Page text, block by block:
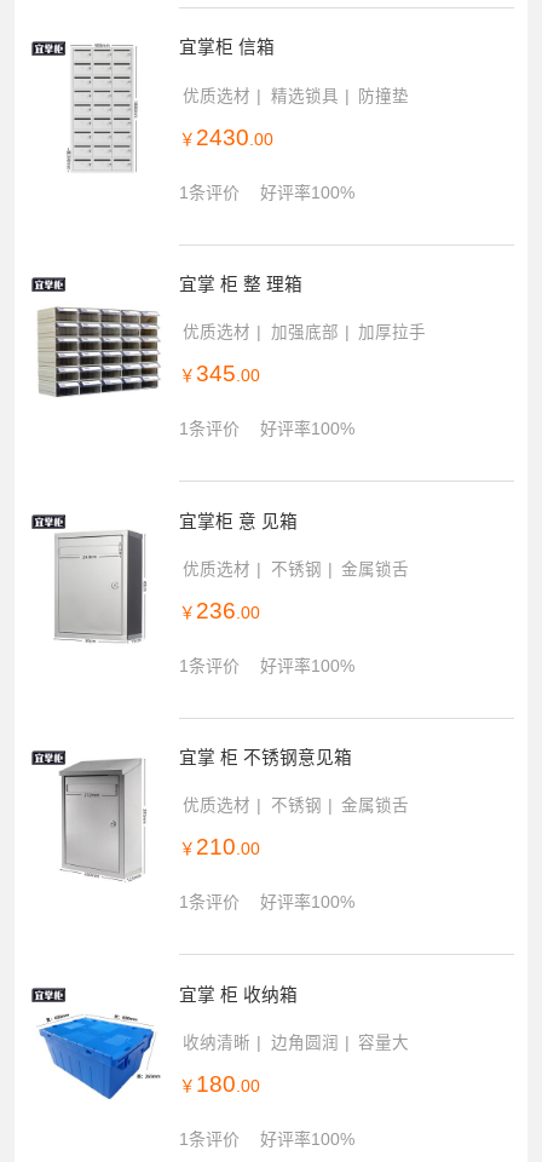
宜掌柜 信箱
优质选材 精选锁具 防撞垫
￥ 2430 .00
1条评价 好评率100%
宜掌 柜 整 理箱
优质选材 加强底部 加厚拉手
￥ 345.00
1条评价 好评率100%
宜掌柜 意 见箱
优质选材 不锈钢 金属锁舌
￥ 236 .00
1条评价 好评率100%
宜掌 柜 不锈钢意见箱
优质选材 不锈钢 金属锁舌
￥ 210.00
1条评价 好评率100%
宜掌 柜 收纳箱
收纳清晰 边角圆润 容量大
￥ 180 .00
1条评价 好评率100%